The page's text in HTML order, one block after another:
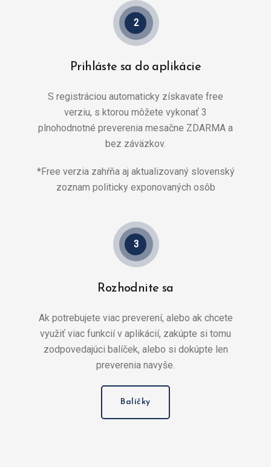
2
Prihláste sa do aplikácie
S registráciou automaticky získavate free
verziu, s ktorou môžete vykonať 3
plnohodnotné preverenia mesačne ZDARMA a
bez záväzkov.
*Free verzia zahŕňa aj aktualizovaný slovenský
zoznam politicky exponovaných osôb
3
Rozhodnite sa
Ak potrebujete viac preverení, alebo ak chcete
využiť viac funkcií v aplikácií, zakúpte si tomu
zodpovedajúci balíček, alebo si dokúpte len
preverenia navyše.
Balíčky